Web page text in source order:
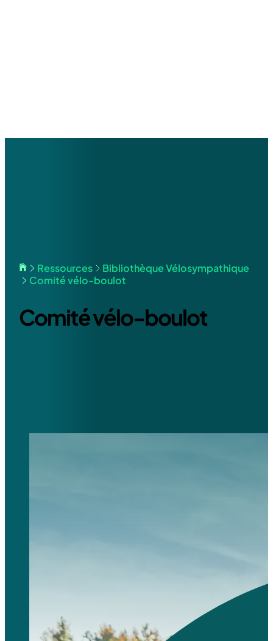
HomeRessources
Bibliothèque Vélosympathique
Comité vélo-boulot
Comité vélo-boulot